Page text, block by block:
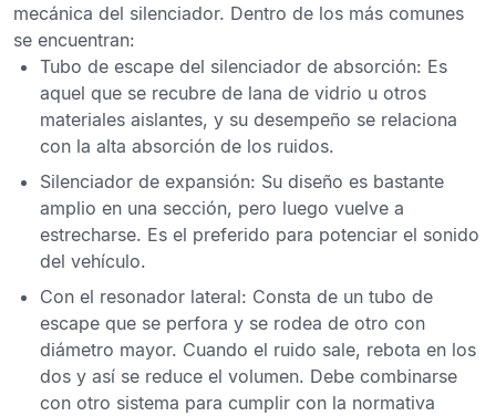
mecánica del silenciador. Dentro de los más comunes
se encuentran:
Tubo de escape del silenciador de absorción: Es
aquel que se recubre de lana de vidrio u otros
materiales aislantes, y su desempeño se relaciona
con la alta absorción de los ruidos.
Silenciador de expansión: Su diseño es bastante
amplio en una sección, pero luego vuelve a
estrecharse. Es el preferido para potenciar el sonido
del vehículo.
Con el resonador lateral: Consta de un tubo de
escape que se perfora y se rodea de otro con
diámetro mayor. Cuando el ruido sale, rebota en los
dos y así se reduce el volumen. Debe combinarse
con otro sistema para cumplir con la normativa